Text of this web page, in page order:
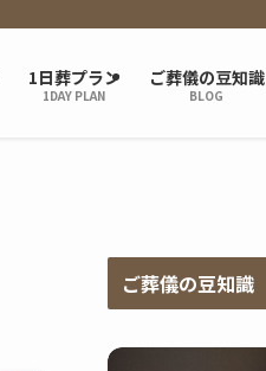
1日葬プラン
1DAY PLAN
ご葬儀の豆知識
BLOG
ご葬儀の豆知識